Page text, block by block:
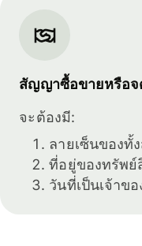
สัญญาซื้อขายหรือจ
จะต้องมี:
ลายเซ็นของทั้
ที่อยู่ของทรัพย์
วันที่เป็นเจ้าขอ